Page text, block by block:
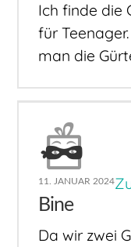
Ich finde die
für
man die
11. JANUAR 2024
Bine
Da wir zwei